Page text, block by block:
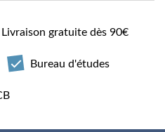
Livraison gratuite dès 90€
Bureau d'études